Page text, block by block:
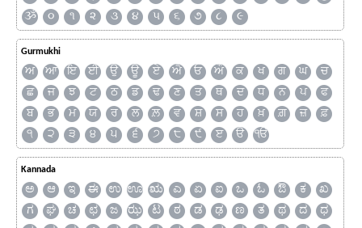
ૐ
૦ ૧ ૨ ૩ ૪ ૫ ૬ ૭ ૮ ૯
Gurmukhi
ਅ ਆ ਇ ਈ ਉ ਊ ਏ ਐ ਓ ਔ ਕ ਖ ਗ ਘ
ਚ
ਛ
ਜ ਝ ਟ ਠ ਡ ਢ ਣ ਤ ਥ ਦ ਧ ਨ ਪ
ਫ
ਬ
ਭ ਮ ਯ ਰ ਲ ਲ਼ ਵ ਸ਼ ਸ ਹ ਖ਼ ਗ਼ ਜ਼
ਫ਼
੧
੨ ੩ ੪ ੫ ੬ ੭ ੮ ੯ ੲ ੳ ੴ
Kannada
ಅ ಆ ಇ ಈ ಉ ಊ ಋ ಎ ಏ ಐ ಒ ಓ ಔ ಕ
ಖ
ಗ
ಘ ಚ ಛ ಜ ಝ ಟ ಠ ಡ ಢ ಣ ತ ಥ ದ
ಧ